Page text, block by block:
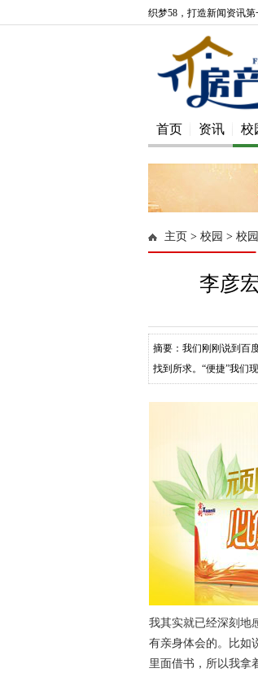
织梦58，打造新闻资讯第
首页 资讯 校
主页 > 校园 > 校
李彦
摘要：我们刚刚说到百
找到所求。“便捷”我们
我其实就已经深刻地
有亲身体会的。比如
里面借书，所以我拿